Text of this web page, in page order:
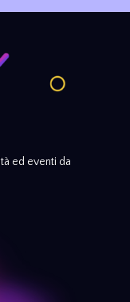
ed eventi da